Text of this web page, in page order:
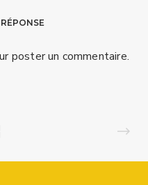
poster un commentaire.